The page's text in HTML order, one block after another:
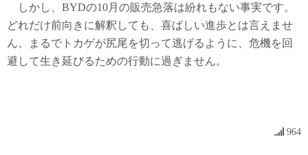
しかし、BYDの10月の販売急落は紛れもない事実です。
どれだけ前向きに解釈しても、喜ばしい進歩とは言えませ
ん。まるでトカゲが尻尾を切って逃げるように、危機を回
避して生き延びるための行動に過ぎません。
964